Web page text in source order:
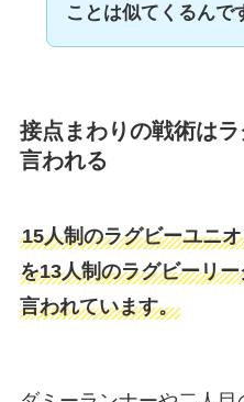
ことは似てくるんで
接点まわりの戦術は
言われる
15人制のラグビーユニ
を13人制のラグビーリ
言われています。